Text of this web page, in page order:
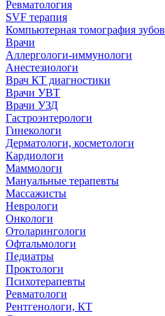
Ревматология
SVF терапия
Компьютерная томография зубов
Врачи
Аллергологи-иммунологи
Анестезиологи
Врач КТ диагностики
Врачи УВТ
Врачи УЗД
Гастроэнтерологи
Гинекологи
Дерматологи, косметологи
Кардиологи
Маммологи
Мануальные терапевты
Массажисты
Неврологи
Онкологи
Отоларингологи
Офтальмологи
Педиатры
Проктологи
Психотерапевты
Ревматологи
Рентгенологи, КТ